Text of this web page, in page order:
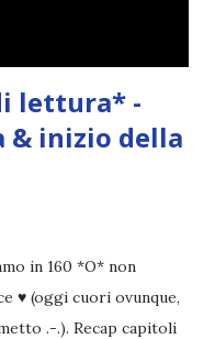
lettura* -
& inizio della
in 160 *O* non
♥ (oggi cuori ovunque,
.-.). Recap capitoli